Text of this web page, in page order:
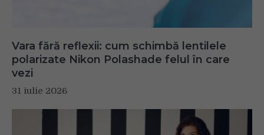
Vara fără reflexii: cum schimbă lentilele
polarizate Nikon Polashade felul în care
vezi
31 iulie 2026